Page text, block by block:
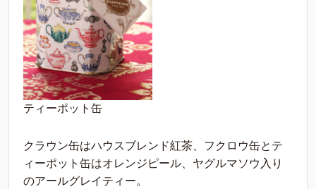
ティーポット缶
クラウン缶はハウスブレンド紅茶、フクロウ缶とテ
ィーポット缶はオレンジピール、ヤグルマソウ入り
のアールグレイティー。